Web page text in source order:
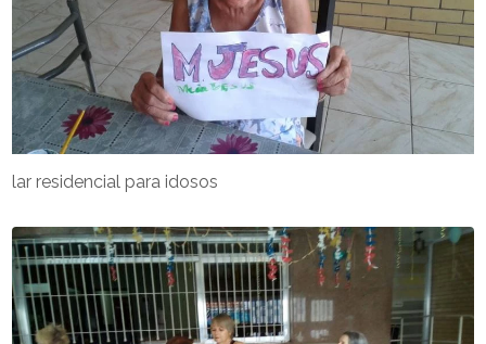
lar residencial para idosos